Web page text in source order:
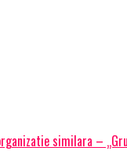
similara –